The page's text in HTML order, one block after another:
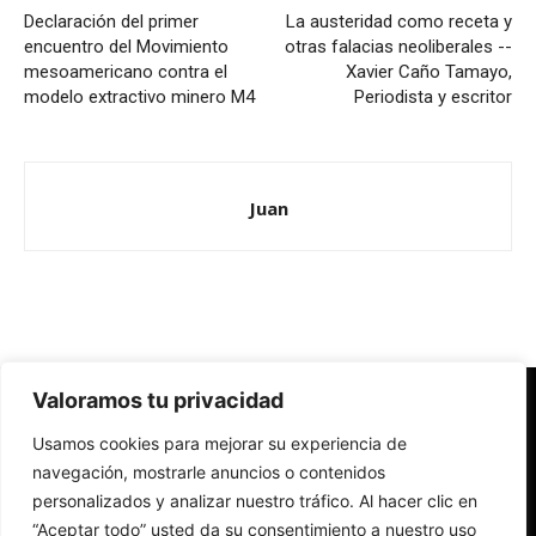
Valoramos tu privacidad
Usamos cookies para mejorar su experiencia de
navegación, mostrarle anuncios o contenidos
personalizados y analizar nuestro tráfico. Al hacer clic en
“Aceptar todo” usted da su consentimiento a nuestro uso
Declaración del primer
encuentro del Movimiento
mesoamericano contra el
modelo extractivo minero M4
La austeridad como receta y
otras falacias neoliberales --
Xavier Caño Tamayo,
Periodista y escritor
Juan
Redes Cristianas
Una mirada alternativa sobre la Iglesia católica y la sociedad
- Colectivos de Redes Cristianas